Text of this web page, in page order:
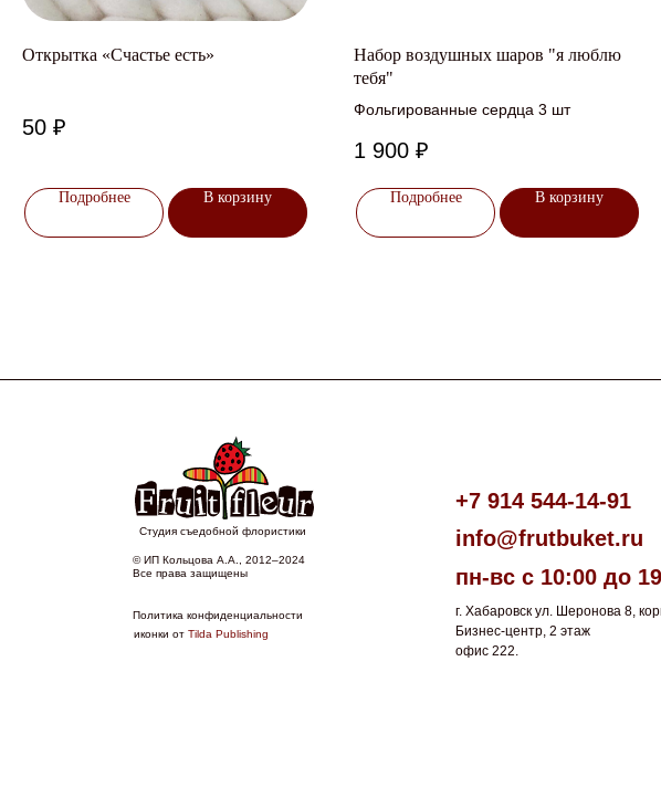
Открытка «Счастье есть»
50 ₽
Подробнее В корзину
Набор воздушных шаров "я люблю
тебя"
Фольгированные сердца 3 шт
1 900 ₽
Подробнее В корзину
Студия съедобной флористики
© ИП Кольцова А.А., 2012–2024
Все права защищены
Политика конфиденциальности
+7 914 544-14-91
info@frutbuket.ru
пн-вс с 10:00 до
г. Хабаровск ул. Шеронова 8,
Бизнес-центр, 2 этаж
офис 222.
иконки от Tilda Publishing